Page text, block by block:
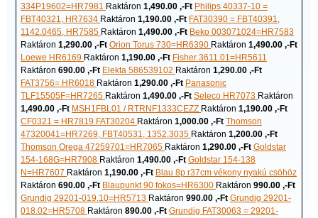
334P19602=HR7981 Raktáron 1,490.00 ,-Ft Philips 40337-10 =
FBT40321, HR7634 Raktáron 1,190.00 ,-Ft FAT30390 = FBT40391,
1142.0465, HR7585 Raktáron 1,490.00 ,-Ft Beko 003071024=HR7583
Raktáron 1,290.00 ,-Ft Orion Torus 730=HR6390 Raktáron 1,490.00 ,-Ft
Loewe HR6169 Raktáron 1,190.00 ,-Ft Fisher 3611.01=HR5611
Raktáron 690.00 ,-Ft Elekta 586539102 Raktáron 1,290.00 ,-Ft
FAT3756= HR6018 Raktáron 1,290.00 ,-Ft Panasonic
TLF15505F=HR7265 Raktáron 1,490.00 ,-Ft Seleco HR7073 Raktáron
1,490.00 ,-Ft MSH1FBL01 / RTRNF1333CEZZ Raktáron 1,190.00 ,-Ft
CF0321 = HR7819 FAT30204 Raktáron 1,000.00 ,-Ft Thomson
47320041=HR7269, FBT40531, 1352.3035 Raktáron 1,200.00 ,-Ft
Thomson Orega 47259701=HR7065 Raktáron 1,290.00 ,-Ft Goldstar
154-168G=HR7908 Raktáron 1,490.00 ,-Ft Goldstar 154-138
N=HR7607 Raktáron 1,190.00 ,-Ft Blau 8p r37cm vékony nyakú csöhöz
Raktáron 690.00 ,-Ft Blaupunkt 90 fokos=HR6300 Raktáron 990.00 ,-Ft
Grundig 29201-019.10=HR5713 Raktáron 990.00 ,-Ft Grundig 29201-
018.02=HR5708 Raktáron 890.00 ,-Ft Grundig FAT30063 = 29201-